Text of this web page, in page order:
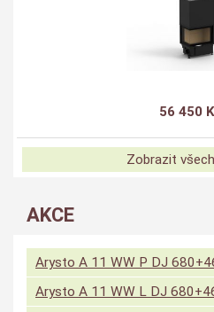
56 450
Zobrazit
AKCE
Arysto A 11 WW P DJ
Arysto A 11 WW L DJ